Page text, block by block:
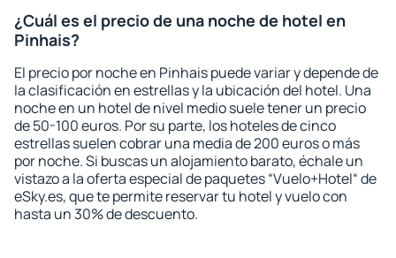
¿Cuál es el precio de una noche de hotel en
Pinhais?
El precio por noche en Pinhais puede variar y depende de
la clasificación en estrellas y la ubicación del hotel. Una
noche en un hotel de nivel medio suele tener un precio
de 50-100 euros. Por su parte, los hoteles de cinco
estrellas suelen cobrar una media de 200 euros o más
por noche. Si buscas un alojamiento barato, échale un
vistazo a la oferta especial de paquetes “Vuelo+Hotel“ de
eSky.es, que te permite reservar tu hotel y vuelo con
hasta un 30% de descuento.